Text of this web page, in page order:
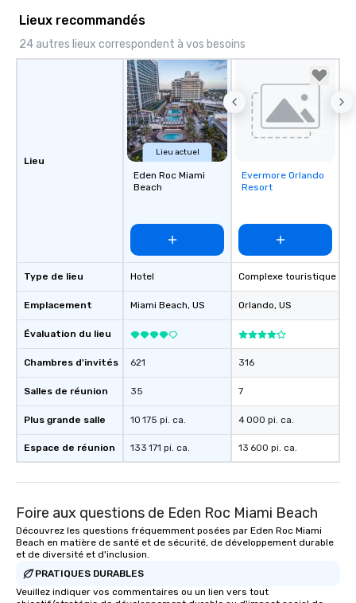
Lieux recommandés
24 autres lieux correspondent à vos besoins
Lieu
Type de lieu
Emplacement
Évaluation du lieu
Chambres d'invités
Salles de réunion
Plus grande salle
Espace de réunion
Lieu actuel
Eden Roc Miami
Beach
Hotel
Miami Beach, US
621
35
10 175 pi. ca.
133 171 pi. ca.
Removed from
favorites
Evermore Orlando
Resort
Complexe touristique
Orlando, US
316
7
4 000 pi. ca.
13 600 pi. ca.
Foire aux questions de Eden Roc Miami Beach
Découvrez les questions fréquemment posées par Eden Roc Miami
Beach en matière de santé et de sécurité, de développement durable
et de diversité et d'inclusion.
PRATIQUES DURABLES
Veuillez indiquer vos commentaires ou un lien vers tout